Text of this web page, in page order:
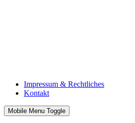
Impressum & Rechtliches
Kontakt
Mobile Menu Toggle